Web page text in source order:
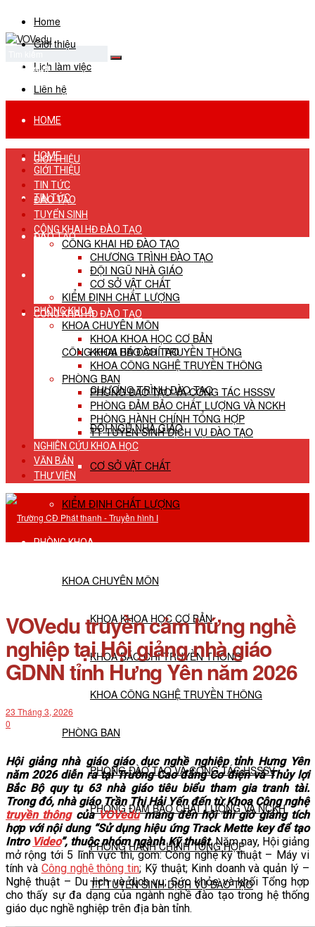
Home
Giới thiệu
Lịch làm việc
Liên hệ
No Result
View All Result
HOME
GIỚI THIỆU
TIN TỨC
ĐÀO TẠO
TUYỂN SINH
CÔNG KHAI HĐ ĐÀO TẠO
CÔNG KHAI HĐ ĐÀO TẠO
CHƯƠNG TRÌNH ĐÀO TẠO
ĐỘI NGŨ NHÀ GIÁO
CƠ SỞ VẬT CHẤT
KIỂM ĐỊNH CHẤT LƯỢNG
PHÒNG KHOA
KHOA CHUYÊN MÔN
KHOA KHOA HỌC CƠ BẢN
KHOA BÁO CHÍ TRUYỀN THÔNG
KHOA CÔNG NGHỆ TRUYỀN THÔNG
PHÒNG BAN
PHÒNG ĐÀO TẠO VÀ CÔNG TÁC HSSSV
PHÒNG ĐẢM BẢO CHẤT LƯỢNG VÀ NCKH
PHÒNG HÀNH CHÍNH TỔNG HỢP
TT TUYỂN SINH DỊCH VỤ ĐÀO TẠO
HOME
GIỚI THIỆU
TIN TỨC
ĐÀO TẠO
TUYỂN SINH
CÔNG KHAI HĐ ĐÀO TẠO
CÔNG KHAI HĐ ĐÀO TẠO
CHƯƠNG TRÌNH ĐÀO TẠO
ĐỘI NGŨ NHÀ GIÁO
CƠ SỞ VẬT CHẤT
KIỂM ĐỊNH CHẤT LƯỢNG
PHÒNG KHOA
KHOA CHUYÊN MÔN
KHOA KHOA HỌC CƠ BẢN
KHOA BÁO CHÍ TRUYỀN THÔNG
KHOA CÔNG NGHỆ TRUYỀN THÔNG
PHÒNG BAN
PHÒNG ĐÀO TẠO VÀ CÔNG TÁC HSSSV
PHÒNG ĐẢM BẢO CHẤT LƯỢNG VÀ NCKH
PHÒNG HÀNH CHÍNH TỔNG HỢP
TT TUYỂN SINH DỊCH VỤ ĐÀO TẠO
NGHIÊN CỨU KHOA HỌC
VĂN BẢN
THƯ VIỆN
VOVedu truyền cảm hứng nghề
nghiệp tại Hội giảng nhà giáo
GDNN tỉnh Hưng Yên năm 2026
23 Tháng 3, 2026
0
Hội giảng nhà giáo giáo dục nghề nghiệp tỉnh Hưng Yên
năm 2026 diễn ra tại Trường Cao đẳng Cơ điện và Thủy lợi
Bắc Bộ quy tụ 63 nhà giáo tiêu biểu tham gia tranh tài.
Trong đó, nhà giáo Trần Thị Hải Yến đến từ Khoa Công nghệ
truyền thôngcủaVOVedumang đến hội thi giờ giảng tích
hợp với nội dung “Sử dụng hiệu ứng Track Mette key để tạo
Intro Video”, thuộc nhóm ngành Kỹ thuật.Năm nay, Hội giảng
mở rộng tới 5 lĩnh vực thi, gồm: Công nghệ kỹ thuật – Máy vi
tính và Công nghệ thông tin; Kỹ thuật; Kinh doanh và quản lý –
Nghệ thuật – Du lịch và dịch vụ; Sức khỏe và khối Tổng hợp
cho thấy sự đa dạng của ngành nghề đào tạo trong hệ thống
giáo dục nghề nghiệp trên địa bàn tỉnh.